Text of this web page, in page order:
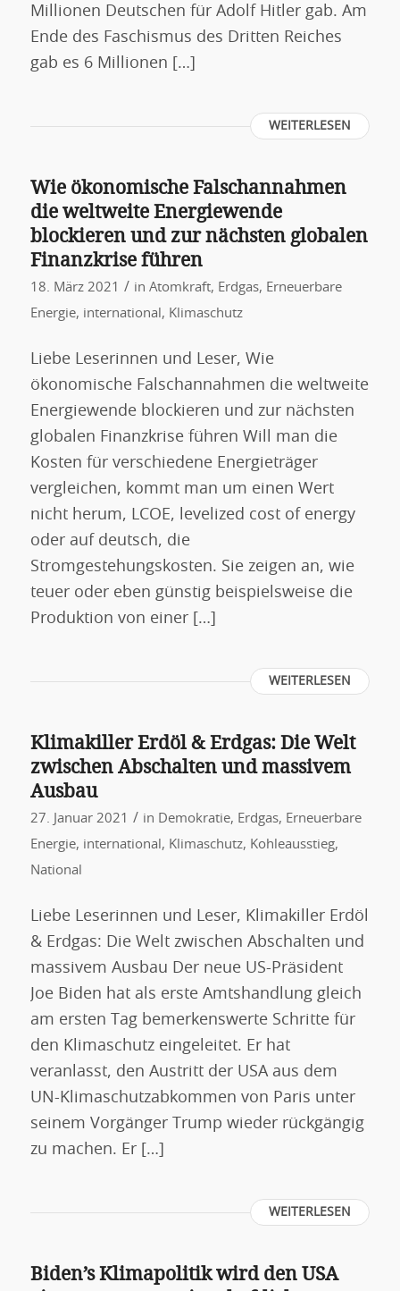
Millionen Deutschen für Adolf Hitler gab. Am
Ende des Faschismus des Dritten Reiches
gab es 6 Millionen […]
WEITERLESEN
Wie ökonomische Falschannahmen
die weltweite Energiewende
blockieren und zur nächsten globalen
Finanzkrise führen
18. März 2021 / in Atomkraft, Erdgas, Erneuerbare
Energie, international , Klimaschutz
Liebe Leserinnen und Leser, Wie
ökonomische Falschannahmen die weltweite
Energiewende blockieren und zur nächsten
globalen Finanzkrise führen Will man die
Kosten für verschiedene Energieträger
vergleichen, kommt man um einen Wert
nicht herum, LCOE, levelized cost of energy
oder auf deutsch, die
Stromgestehungskosten. Sie zeigen an, wie
teuer oder eben günstig beispielsweise die
Produktion von einer […]
WEITERLESEN
Klimakiller Erdöl & Erdgas: Die Welt
zwischen Abschalten und massivem
Ausbau
27. Januar 2021 / in Demokratie, Erdgas, Erneuerbare
Energie, international , Klimaschutz, Kohleausstieg,
National
Liebe Leserinnen und Leser, Klimakiller Erdöl
& Erdgas: Die Welt zwischen Abschalten und
massivem Ausbau Der neue US-Präsident
Joe Biden hat als erste Amtshandlung gleich
am ersten Tag bemerkenswerte Schritte für
den Klimaschutz eingeleitet. Er hat
veranlasst, den Austritt der USA aus dem
UN-Klimaschutzabkommen von Paris unter
seinem Vorgänger Trump wieder rückgängig
zu machen. Er […]
WEITERLESEN
Biden’s Klimapolitik wird den USA